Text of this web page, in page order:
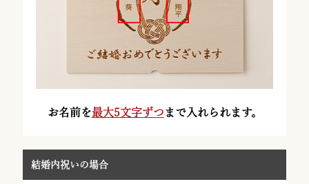
お名前を最大5文字ずつまで入れられます。
結婚内祝いの場合